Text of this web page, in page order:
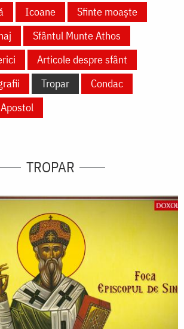
Icoane
Sfinte moaște
Sfântul Munte Athos
Articole despre sfânt
Tropar
Condac
Apostol
TROPAR